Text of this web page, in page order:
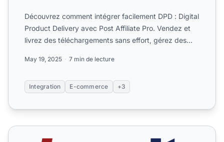
Découvrez comment intégrer facilement DPD : Digital
Product Delivery avec Post Affiliate Pro. Vendez et
livrez des téléchargements sans effort, gérez des
May 19, 2025 7 min de lecture
Integration E-commerce +3
ShopSite